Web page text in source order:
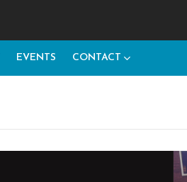
EVENTS CONTACT